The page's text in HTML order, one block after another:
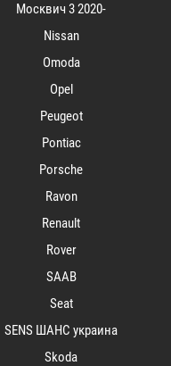
Mосквич 3 2020-
Nissan
Omoda
Opel
Peugeot
Pontiac
Porsche
Ravon
Renault
Rover
SAAB
Seat
SENS ШАНС украина
Skoda